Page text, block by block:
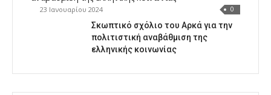
23 Ιανουαρίου 2024 0
Σκωπτικό σχόλιο του Αρκά για την
πολιτιστική αναβάθμιση της
ελληνικής κοινωνίας